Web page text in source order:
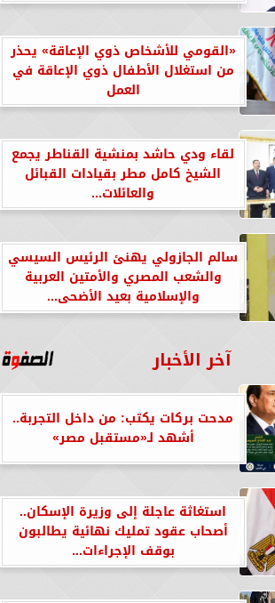
«القومي للأشخاص ذوي الإعاقة» يحذر
من استغلال الأطفال ذوي الإعاقة في
العمل
لقاء ودي حاشد بمنشية القناطر يجمع
الشيخ كامل مطر بقيادات القبائل
والعائلات...
سالم الجازولي يهنئ الرئيس السيسي
والشعب المصري والأمتين العربية
والإسلامية بعيد الأضحى...
آخر الأخبار
مدحت بركات يكتب: من داخل التجربة..
أشهد لـ«مستقبل مصر»
استغاثة عاجلة إلى وزيرة الإسكان..
أصحاب عقود تمليك نهائية يطالبون
بوقف الإجراءات...